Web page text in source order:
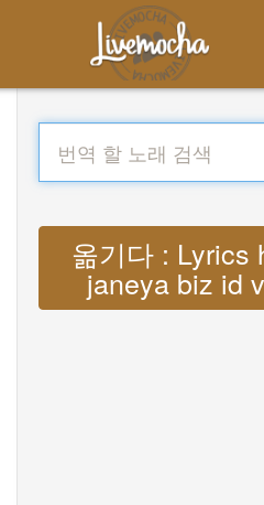
옮기다 : Lyrics
janeya biz id